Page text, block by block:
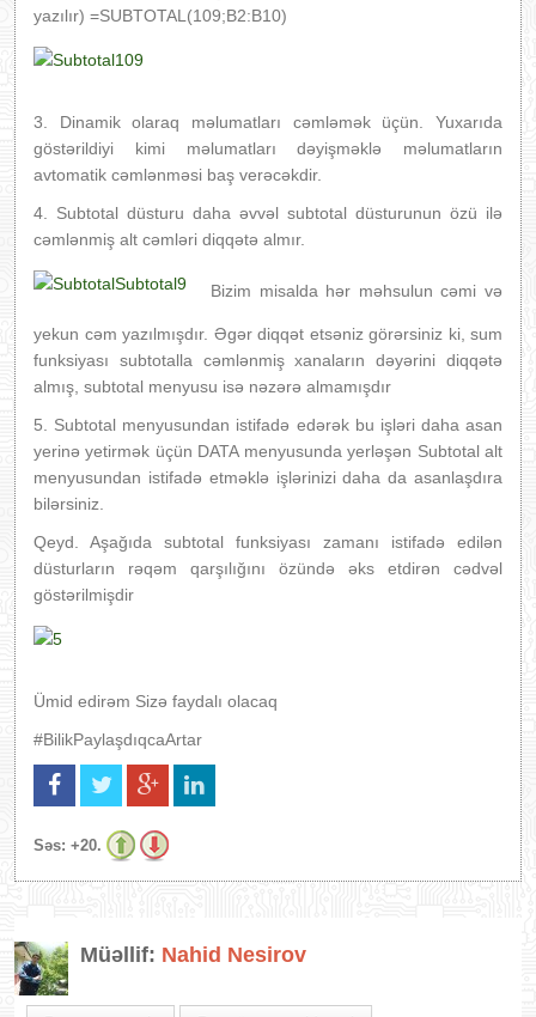
yazılır) =SUBTOTAL(109;B2:B10)
3. Dinamik olaraq məlumatları cəmləmək üçün. Yuxarıda
göstərildiyi kimi məlumatları dəyişməklə məlumatların
avtomatik cəmlənməsi baş verəcəkdir.
4. Subtotal düsturu daha əvvəl subtotal düsturunun özü ilə
cəmlənmiş alt cəmləri diqqətə almır.
Bizim misalda hər məhsulun cəmi və
yekun cəm yazılmışdır. Əgər diqqət etsəniz görərsiniz ki, sum
funksiyası subtotalla cəmlənmiş xanaların dəyərini diqqətə
almış, subtotal menyusu isə nəzərə almamışdır
5. Subtotal menyusundan istifadə edərək bu işləri daha asan
yerinə yetirmək üçün DATA menyusunda yerləşən Subtotal alt
menyusundan istifadə etməklə işlərinizi daha da asanlaşdıra
bilərsiniz.
Qeyd. Aşağıda subtotal funksiyası zamanı istifadə edilən
düsturların rəqəm qarşılığını özündə əks etdirən cədvəl
göstərilmişdir
Ümid edirəm Sizə faydalı olacaq
#BilikPaylaşdıqcaArtar
Səs: +20.
Müəllif: Nahid Nesirov